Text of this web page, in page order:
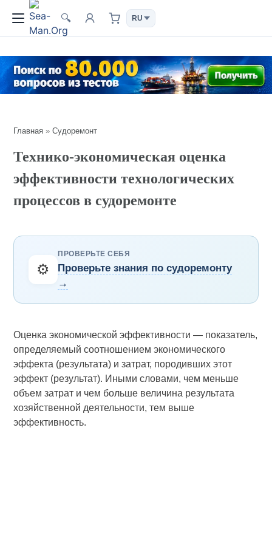
🔍
Главная »Судоремонт
Технико-экономическая оценка
эффективности технологических
процессов в судоремонте
⚙️
ПРОВЕРЬТЕ СЕБЯ
Проверьте знания по судоремонту
→
Оценка экономической эффективности — показатель,
определяемый соотношением экономического
эффекта (результата) и затрат, породивших этот
эффект (результат). Иными словами, чем меньше
объем затрат и чем больше величина результата
хозяйственной деятельности, тем выше
эффективность.